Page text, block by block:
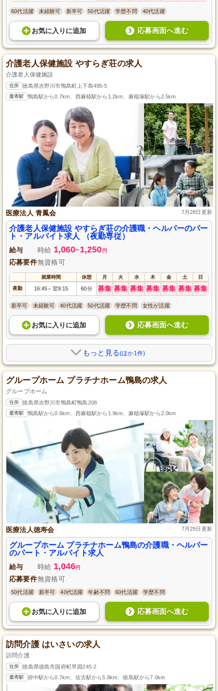
60代活躍 未経験可 新卒可 50代活躍 学歴不問 40代活躍
お気に入り に追加 応募画面へ進む
介護老人保健施設 やすらぎ荘の求人
介護老人保健施設
住所 徳島県吉野川市鴨島町上下島495-5
最寄駅 鴨島駅から0.7km、西麻植駅から1.2km、麻植塚駅から2.5km
医療法人 青鳳会 7月28日更新
介護老人保健施設 やすらぎ荘の介護職・ヘルパーのパー
ト・アルバイト求人 （夜勤専従）
給与 時給 1,060~1,250 円
応募要件無資格可
就業時間 休憩 月 火 水 木 金 土 日
夜勤 16:45～ 翌9:15 60分 募集 募集 募集 募集 募集 募集 募集
新卒可 未経験可 40代活躍 50代活躍 学歴不問 女性が活躍
お気に入り に追加 応募画面へ進む
もっと見る(ほか1件)
グループホーム プラチナホーム鴨島の求人
グループホーム
住所 徳島県吉野川市鴨島町鴨島208
最寄駅 鴨島駅から0.6km、西麻植駅から1.9km、麻植塚駅から2.0km
医療法人徳寿会 7月29日更新
グループホーム プラチナホーム鴨島の介護職・ヘルパー
のパート・アルバイト求人
給与 時給 1,046円
応募要件無資格可
50代活躍 新卒可 40代活躍 年齢不問 60代活躍 学歴不問
お気に入り に追加 応募画面へ進む
訪問介護 はいさいの求人
訪問介護
住所 徳島県徳島市国府町早淵245-2
最寄駅 府中駅から0.7km、佐古駅から5.8km、徳島駅から7.0km